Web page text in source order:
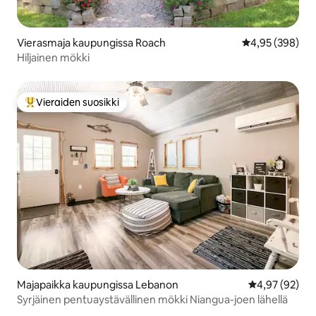
Vierasmaja kaupungissa Roach
4,95 (398)
Hiljainen mökki
Vieraiden suosikkien parhaimmistoa
Vieraiden suosikki
Majapaikka kaupungissa Lebanon
4,97 (92)
Syrjäinen pentuaystävällinen mökki Niangua-joen lähellä